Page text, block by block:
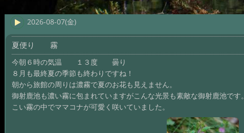
2026-08-07(金)
夏便り 霧
今朝６時の気温 １３度 曇り
８月も最終夏の季節も終わりですね！
朝から旅館の周りは濃霧で夏のお花も見えません。
御射鹿池も濃い霧に包まれていますがこんな光景も素敵な御射鹿池です。
こい霧の中でママコナが可愛く咲いていました。